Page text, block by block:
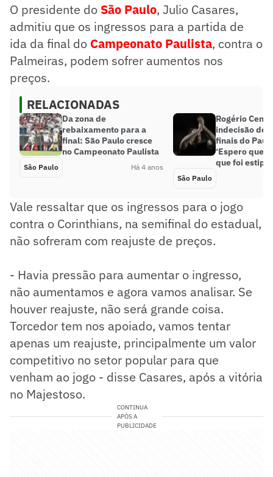
O presidente do São Paulo, Julio Casares,
admitiu que os ingressos para a partida de
ida da final do Campeonato Paulista, contra o
Palmeiras, podem sofrer aumentos nos
preços.
RELACIONADAS
Da zona de
rebaixamento para a
final: São Paulo cresce
no Campeonato Paulista
São Paulo Há 4 anos
Rogério Ceni
indecisão de
finais do
‘Espero que
que foi
São Paulo
Vale ressaltar que os ingressos para o jogo
contra o Corinthians, na semifinal do estadual,
não sofreram com reajuste de preços.
- Havia pressão para aumentar o ingresso,
não aumentamos e agora vamos analisar. Se
houver reajuste, não será grande coisa.
Torcedor tem nos apoiado, vamos tentar
apenas um reajuste, principalmente um valor
competitivo no setor popular para que
venham ao jogo - disse Casares, após a vitória
no Majestoso.
CONTINUA
APÓS A
PUBLICIDADE